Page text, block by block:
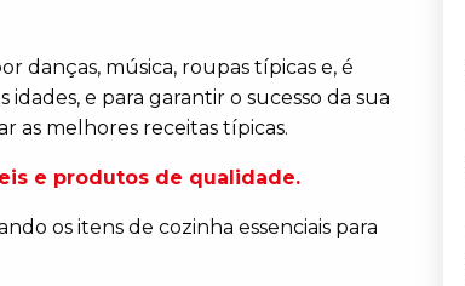
danças, música, roupas típicas e, é
idades, e para garantir o sucesso da sua
as melhores receitas típicas.
e produtos de qualidade.
os itens de cozinha essenciais para